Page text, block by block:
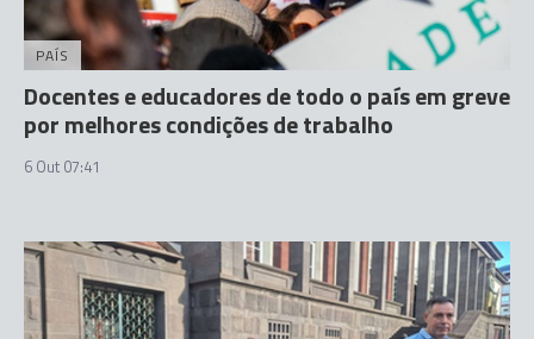
PAÍS
Docentes e educadores de todo o país em greve
por melhores condições de trabalho
6 Out 07:41